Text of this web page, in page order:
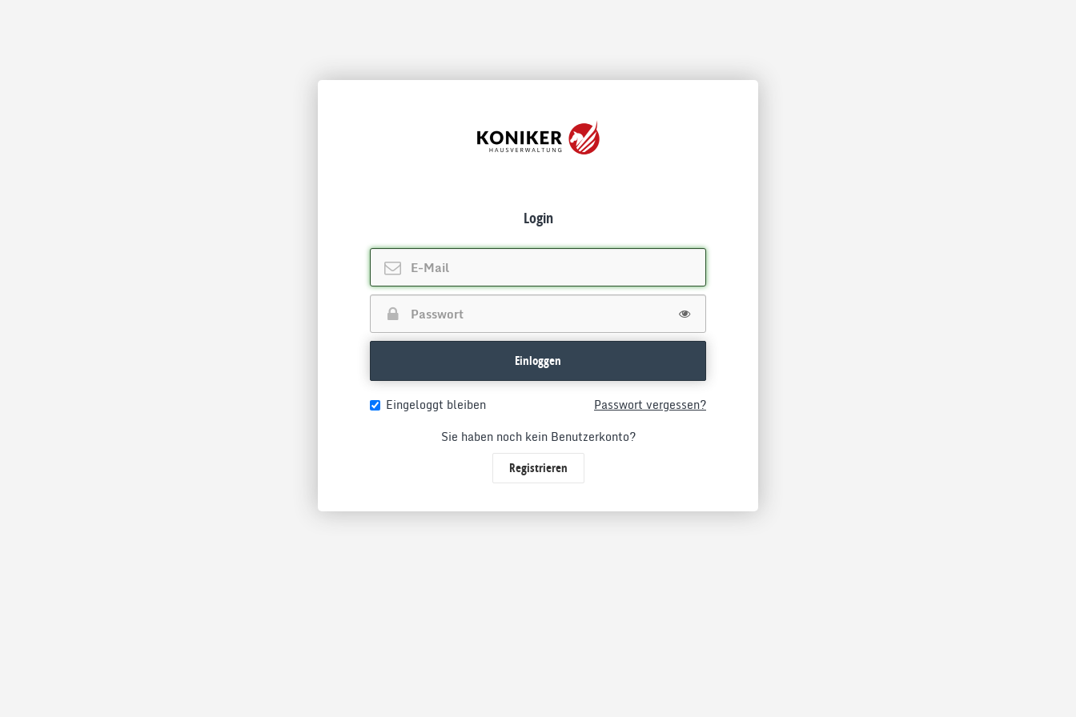
Login
Einloggen
Eingeloggt bleiben
Passwort vergessen?
Sie haben noch kein Benutzerkonto?
Registrieren